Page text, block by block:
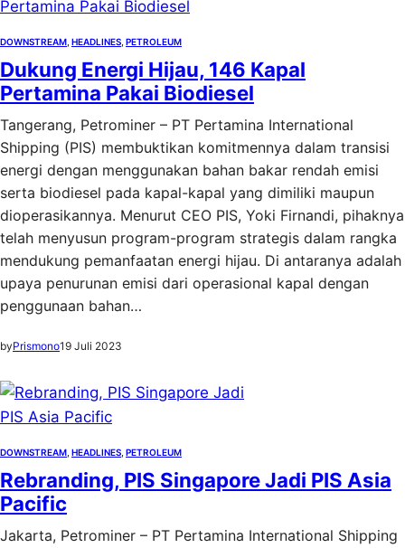
DOWNSTREAM HEADLINES PETROLEUM
Dukung Energi Hijau, 146 Kapal
Pertamina Pakai Biodiesel
Tangerang, Petrominer – PT Pertamina International
Shipping (PIS) membuktikan komitmennya dalam transisi
energi dengan menggunakan bahan bakar rendah emisi
serta biodiesel pada kapal-kapal yang dimiliki maupun
dioperasikannya. Menurut CEO PIS, Yoki Firnandi, pihaknya
telah menyusun program-program strategis dalam rangka
mendukung pemanfaatan energi hijau. Di antaranya adalah
upaya penurunan emisi dari operasional kapal dengan
penggunaan bahan…
byPrismono19 Juli 2023
DOWNSTREAM HEADLINES PETROLEUM
Rebranding, PIS Singapore Jadi PIS Asia
Pacific
Jakarta, Petrominer – PT Pertamina International Shipping